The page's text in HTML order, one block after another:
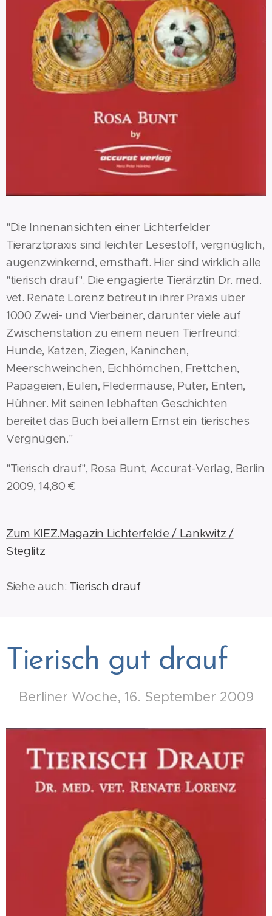
"Die Innenansichten einer Lichterfelder
Tierarztpraxis sind leichter Lesestoff, vergnüglich,
augenzwinkernd, ernsthaft. Hier sind wirklich alle
"tierisch drauf". Die engagierte Tierärztin Dr. med.
vet. Renate Lorenz betreut in ihrer Praxis über
1000 Zwei- und Vierbeiner, darunter viele auf
Zwischenstation zu einem neuen Tierfreund:
Hunde, Katzen, Ziegen, Kaninchen,
Meerschweinchen, Eichhörnchen, Frettchen,
Papageien, Eulen, Fledermäuse, Puter, Enten,
Hühner. Mit seinen lebhaften Geschichten
bereitet das Buch bei allem Ernst ein tierisches
Vergnügen."
"Tierisch drauf", Rosa Bunt, Accurat-Verlag, Berlin
2009, 14,80 €
Zum KIEZ.Magazin Lichterfelde / Lankwitz /
Steglitz
Siehe auch: Tierisch drauf
Tierisch gut drauf
Berliner Woche, 16. September 2009